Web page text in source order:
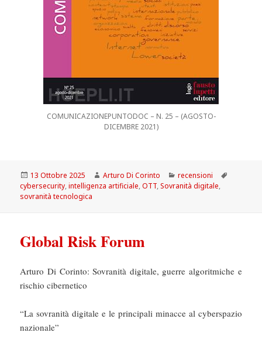
COMUNICAZIONEPUNTODOC – N. 25 – (AGOSTO-
DICEMBRE 2021)
Scritto
il
13 Ottobre 2025 Autore
Arturo Di Corinto Categorie
recensioni
cybersecurity,intelligenza artificiale,OTT,Sovranità digitale,
sovranità tecnologica
Global Risk Forum
Arturo Di Corinto: Sovranità digitale, guerre algoritmiche e
rischio cibernetico
“La sovranità digitale e le principali minacce al cyberspazio
nazionale”